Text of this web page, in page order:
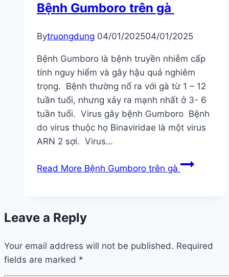
Bệnh Gumboro trên gà
Bytruongdung 04/01/202504/01/2025
Bệnh Gumboro là bệnh truyền nhiễm cấp
tính nguy hiểm và gây hậu quả nghiêm
trọng. Bệnh thường nổ ra với gà từ 1 – 12
tuần tuổi, nhưng xảy ra mạnh nhất ở 3- 6
tuần tuổi. Virus gây bệnh Gumboro Bệnh
do virus thuộc họ Binaviridae là một virus
ARN 2 sợi. Virus…
Read More Bệnh Gumboro trên gà
Leave a Reply
Your email address will not be published. Required
fields are marked *